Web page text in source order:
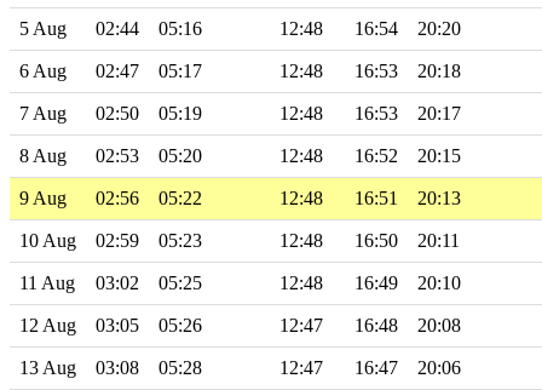
5 Aug 02:44 05:16 12:48 16:54 20:20
6 Aug 02:47 05:17 12:48 16:53 20:18
7 Aug 02:50 05:19 12:48 16:53 20:17
8 Aug 02:53 05:20 12:48 16:52 20:15
9 Aug 02:56 05:22 12:48 16:51 20:13
10 Aug 02:59 05:23 12:48 16:50 20:11
11 Aug 03:02 05:25 12:48 16:49 20:10
12 Aug 03:05 05:26 12:47 16:48 20:08
13 Aug 03:08 05:28 12:47 16:47 20:06